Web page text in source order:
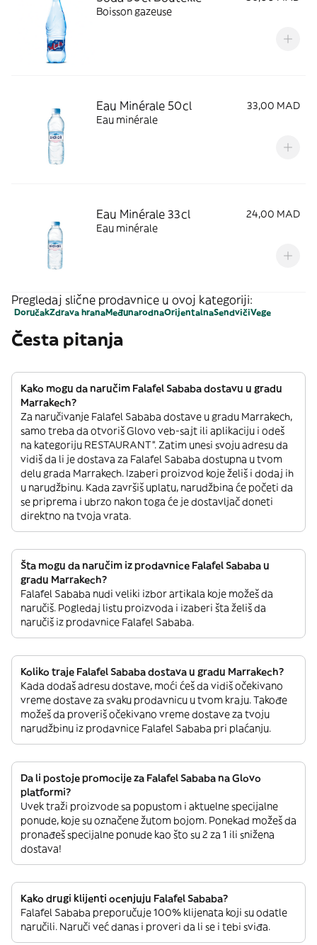
Boisson gazeuse
Eau Minérale 50cl
33,00 MAD
Eau minérale
Eau Minérale 33cl
24,00 MAD
Eau minérale
Pregledaj slične prodavnice u ovoj kategoriji:
DoručakZdrava hranaMeđunarodnaOrijentalnaSendvičiVege
Česta pitanja
Kako mogu da naručim Falafel Sababa dostavu u gradu
Marrakech?
Za naručivanje Falafel Sababa dostave u gradu Marrakech,
samo treba da otvoriš Glovo veb-sajt ili aplikaciju i odeš
na kategoriju RESTAURANT”. Zatim unesi svoju adresu da
vidiš da li je dostava za Falafel Sababa dostupna u tvom
delu grada Marrakech. Izaberi proizvod koje želiš i dodaj ih
u narudžbinu. Kada završiš uplatu, narudžbina će početi da
se priprema i ubrzo nakon toga će je dostavljač doneti
direktno na tvoja vrata.
Šta mogu da naručim iz prodavnice Falafel Sababa u
gradu Marrakech?
Falafel Sababa nudi veliki izbor artikala koje možeš da
naručiš. Pogledaj listu proizvoda i izaberi šta želiš da
naručiš iz prodavnice Falafel Sababa.
Koliko traje Falafel Sababa dostava u gradu Marrakech?
Kada dodaš adresu dostave, moći ćeš da vidiš očekivano
vreme dostave za svaku prodavnicu u tvom kraju. Takođe
možeš da proveriš očekivano vreme dostave za tvoju
narudžbinu iz prodavnice Falafel Sababa pri plaćanju.
Da li postoje promocije za Falafel Sababa na Glovo
platformi?
Uvek traži proizvode sa popustom i aktuelne specijalne
ponude, koje su označene žutom bojom. Ponekad možeš da
pronađeš specijalne ponude kao što su 2 za 1 ili snižena
dostava!
Kako drugi klijenti ocenjuju Falafel Sababa?
Falafel Sababa preporučuje 100% klijenata koji su odatle
naručili. Naruči već danas i proveri da li se i tebi sviđa.